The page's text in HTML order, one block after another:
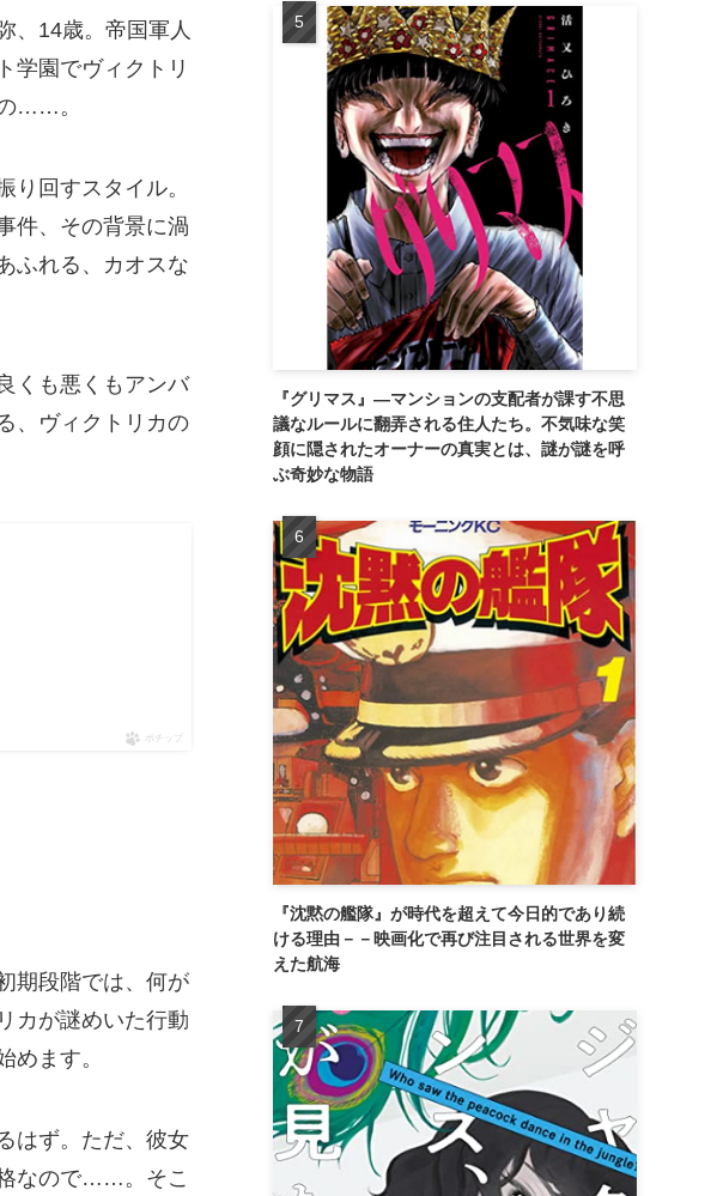
、14歳。帝国軍人
学園でヴィクトリ
……。
回すスタイル。
件、その背景に渦
ふれる、カオスな
くも悪くもアンバ
、ヴィクトリカの
ポチップ
期段階では、何が
カが謎めいた行動
めます。
はず。ただ、彼女
なので……。そこ
『グリマス』―マンションの支配者が課す不思
議なルールに翻弄される住人たち。不気味な笑
顔に隠されたオーナーの真実とは、謎が謎を呼
ぶ奇妙な物語
『沈黙の艦隊』が時代を超えて今日的であり続
ける理由－－映画化で再び注目される世界を変
えた航海